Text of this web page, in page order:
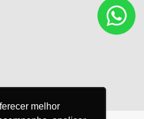
melhor